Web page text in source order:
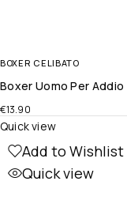
BOXER CELIBATO
Boxer Uomo Per Addio
€13.90
Add to Wishlist
Quick view
Quick view